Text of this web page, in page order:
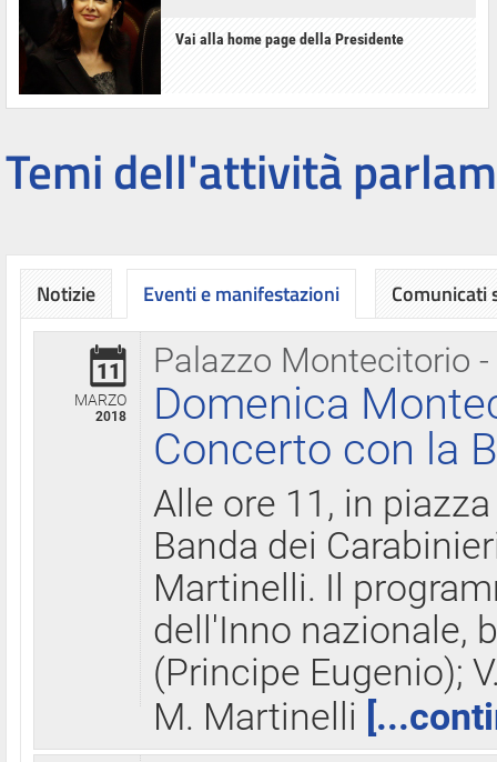
Vai alla home page della Presidente
Temi dell'attività
Notizie Eventi e manifestazioni
Palazzo Montecitorio
11
MARZO
2018
Domenica
Concerto con la
Alle ore 11, in
Banda dei
Martinelli. Il
dell'Inno nazionale,
(Principe Eugenio);
M. Martinelli
Comunicati